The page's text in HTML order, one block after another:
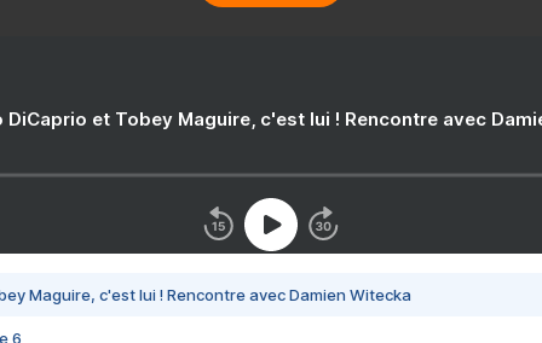
DiCaprio et Tobey Maguire, c'est lui ! Rencontre avec
Maguire, c'est lui ! Rencontre avec Damien Witecka
6